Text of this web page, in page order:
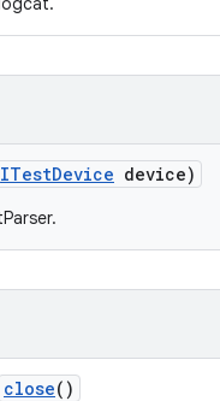
ITestDevice device)
close()